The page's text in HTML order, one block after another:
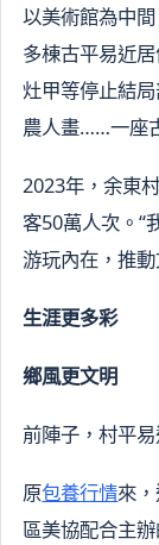
以美術館為中間
多棟古平易近
灶甲等停止結
農人畫……一座
2023年，余東
客50萬人次。“
游玩內在，推
生涯更多彩
鄉風更文明
前陣子，村平
原包養行情來
區美協配合主